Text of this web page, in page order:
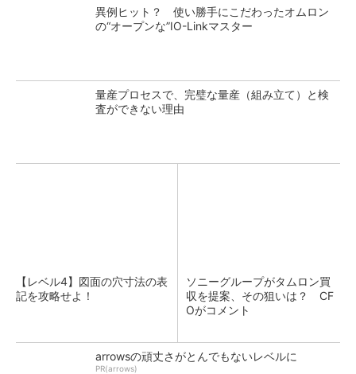
異例ヒット？ 使い勝手にこだわったオムロン
の“オープンな”IO-Linkマスター
量産プロセスで、完璧な量産（組み立て）と検
査ができない理由
【レベル4】図面の穴寸法の表
記を攻略せよ！
ソニーグループがタムロン買
収を提案、その狙いは？ CF
Oがコメント
arrowsの頑丈さがとんでもないレベルに
PR(arrows)